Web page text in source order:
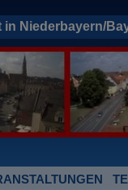
Niederbayern/